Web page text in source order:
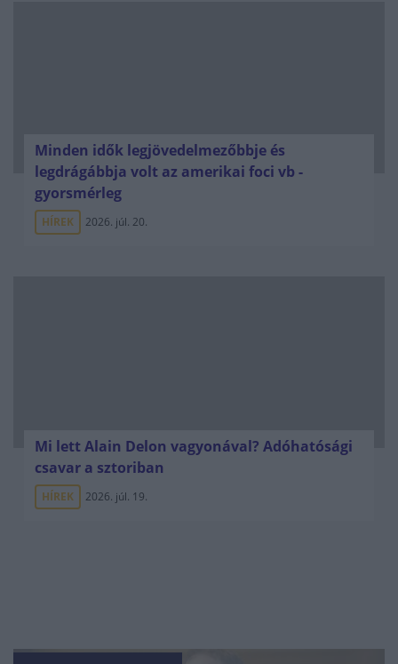
Minden idők legjövedelmezőbbje és
legdrágábbja volt az amerikai foci vb -
gyorsmérleg
HÍREK 2026. júl. 20.
Mi lett Alain Delon vagyonával? Adóhatósági
csavar a sztoriban
HÍREK 2026. júl. 19.